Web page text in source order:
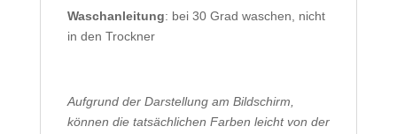
Waschanleitung: bei 30 Grad waschen, nicht
in den Trockner
Aufgrund der Darstellung am Bildschirm,
können die tatsächlichen Farben leicht von der